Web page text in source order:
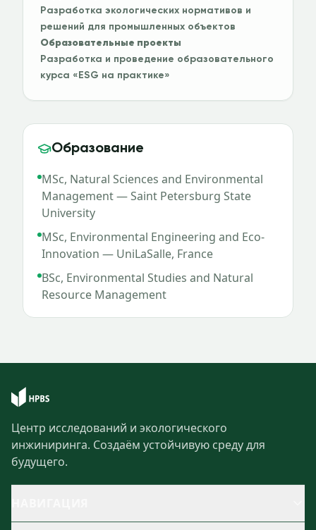
Разработка экологических нормативов и
решений для промышленных объектов
Образовательные проекты
Разработка и проведение образовательного
курса «ESG на практике»
Образование
MSc, Natural Sciences and Environmental
Management — Saint Petersburg State
University
MSc, Environmental Engineering and Eco-
Innovation — UniLaSalle, France
BSc, Environmental Studies and Natural
Resource Management
Центр исследований и экологического
инжиниринга. Создаём устойчивую среду для
будущего.